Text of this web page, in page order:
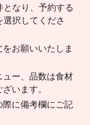
なり、予約する
択してくださ
お願いいたしま
ュー、品数は食材
います。
に備考欄にご記